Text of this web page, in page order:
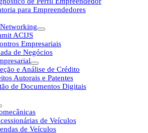
para Empreendedores
ACIJS
Empresariais
de Negócios
e Análise de Crédito
Autorais e Patentes
de Documentos Digitais
de Veículos
de Veículos